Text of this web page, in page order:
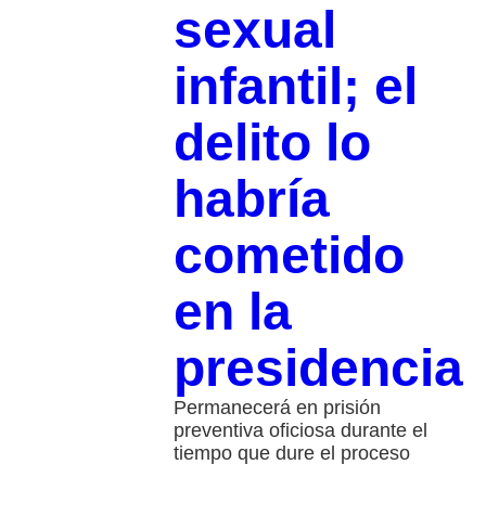
sexual
infantil; el
delito lo
habría
cometido
en la
presidencia
Permanecerá en prisión
preventiva oficiosa durante el
tiempo que dure el proceso